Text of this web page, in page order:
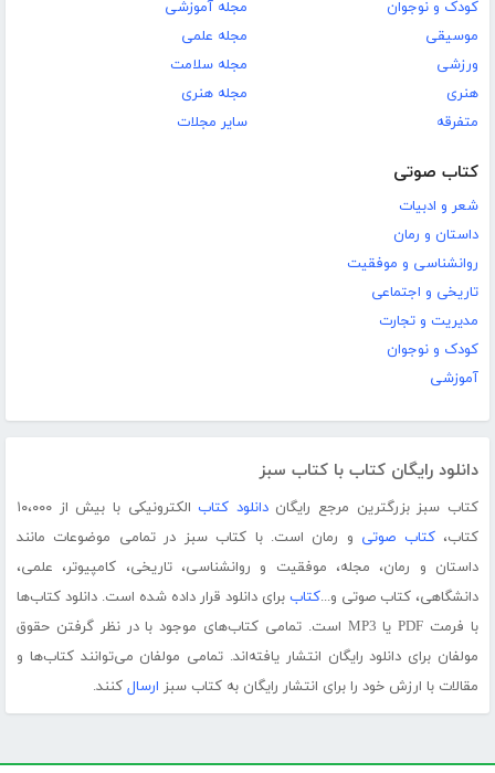
کودک و نوجوان
موسیقی
ورزشی
هنری
متفرقه
مجله آموزشی
مجله علمی
مجله سلامت
مجله هنری
سایر مجلات
کتاب صوتی
شعر و ادبیات
داستان و رمان
روانشناسی و موفقیت
تاریخی و اجتماعی
مدیریت و تجارت
کودک و نوجوان
آموزشی
دانلود رایگان کتاب با کتاب سبز
کتاب سبز بزرگترین مرجع رایگاندانلود کتاب
الکترونیکی با بیش از ۱۰،۰۰۰
کتاب،کتاب صوتی و رمان است. با کتاب سبز در تمامی موضوعات مانند
داستان و رمان، مجله، موفقیت و روانشناسی، تاریخی، کامپیوتر، علمی،
دانشگاهی، کتاب صوتی و...کتاب برای دانلود قرار داده شده است. دانلود کتاب‌ها
با فرمت PDF یا MP3 است. تمامی کتاب‌های موجود با در نظر گرفتن حقوق
مولفان برای دانلود رایگان انتشار یافته‌اند. تمامی مولفان می‌توانند کتاب‌ها و
مقالات با ارزش خود را برای انتشار رایگان به کتاب سبز ارسال کنند.